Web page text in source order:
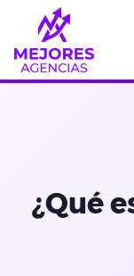
contenido
¿Qué